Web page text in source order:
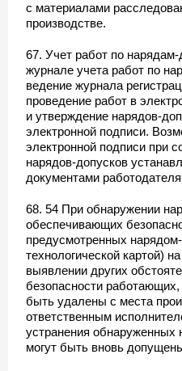
с материалами
производстве.
67. Учет работ по
журнале учета работ по
ведение журнала
проведение работ в
и утверждение нарядов-
электронной подписи.
электронной подписи при
нарядов-допусков
документами
68. 54 При обнаружении
обеспечивающих
предусмотренных
технологической картой)
выявлении других
безопасности
быть удалены с места
ответственным
устранения
могут быть вновь